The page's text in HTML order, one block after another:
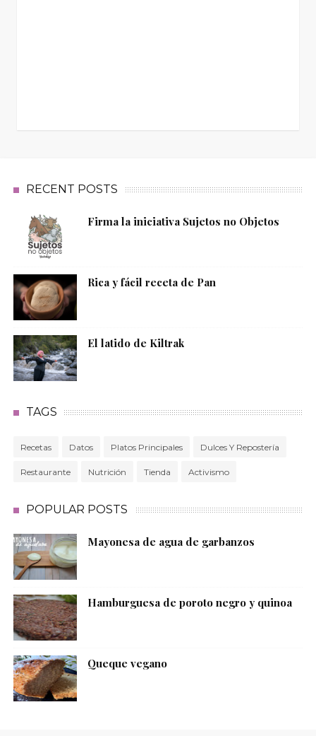
RECENT POSTS
Firma la iniciativa Sujetos no Objetos
Rica y fácil receta de Pan
El latido de Kiltrak
TAGS
Recetas Datos Platos Principales Dulces Y Repostería
Restaurante Nutrición Tienda Activismo
POPULAR POSTS
Mayonesa de agua de garbanzos
Hamburguesa de poroto negro y quinoa
Queque vegano